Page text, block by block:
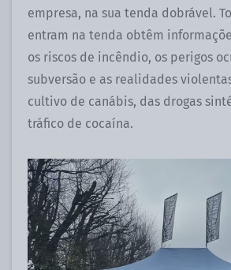
empresa, na sua tenda dobrável.
entram na tenda obtêm
os riscos de incêndio, os perigos
subversão e as realidades
cultivo de canábis, das drogas
tráfico de cocaína.